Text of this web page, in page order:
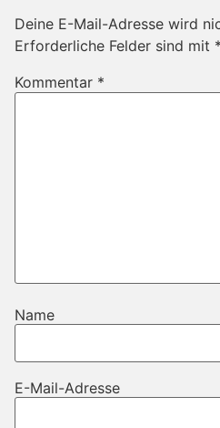
Deine E-Mail-Adresse wird
Erforderliche Felder sind mit *
Kommentar *
Name
E-Mail-Adresse